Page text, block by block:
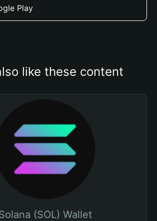
Play
like these content
(SOL) Wallet